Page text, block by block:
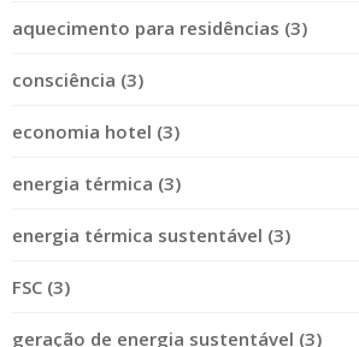
aquecimento para residências (3)
consciência (3)
economia hotel (3)
energia térmica (3)
energia térmica sustentável (3)
FSC (3)
geração de energia sustentável (3)